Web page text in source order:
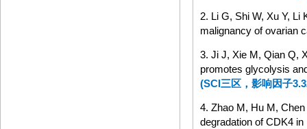
2. Li G, Shi W, Xu Y, Li
malignancy of ovarian
3. Ji J, Xie M, Qian Q,
promotes glycolysis
(SCI三区，影响因子
4. Zhao M, Hu M, Chen
degradation of CDK4